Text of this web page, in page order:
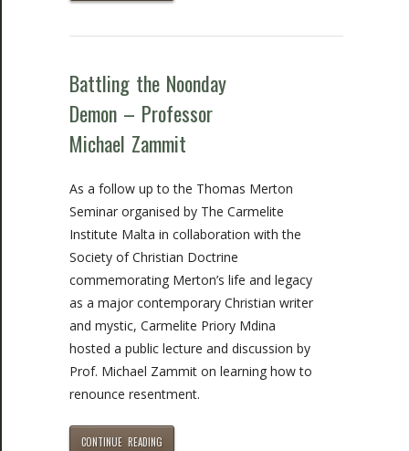
Battling the Noonday
Demon – Professor
Michael Zammit
As a follow up to the Thomas Merton
Seminar organised by The Carmelite
Institute Malta in collaboration with the
Society of Christian Doctrine
commemorating Merton’s life and legacy
as a major contemporary Christian writer
and mystic, Carmelite Priory Mdina
hosted a public lecture and discussion by
Prof. Michael Zammit on learning how to
renounce resentment.
CONTINUE READING